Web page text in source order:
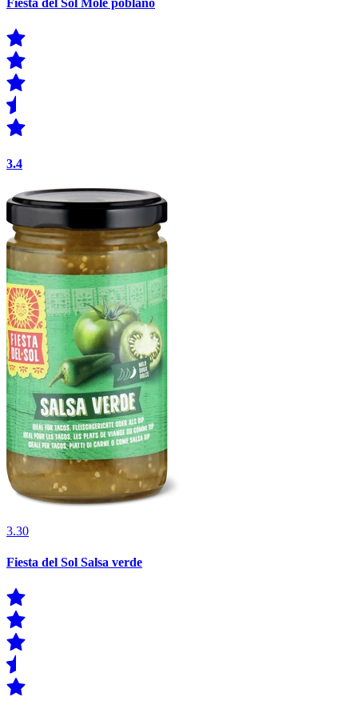
Fiesta del Sol Mole poblano
3.4
3.30
Fiesta del Sol Salsa verde